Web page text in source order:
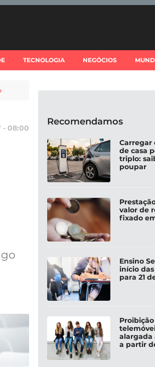
TECNOLOGIA NEGÓCIOS
- 08:00
Recomendamos
Carregar
de casa
triplo:
poupar
valor de
fixado
Ensino
início
para 21
alargada
a partir